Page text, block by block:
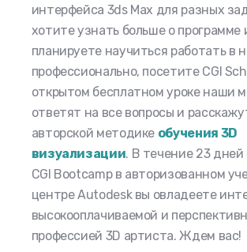
интерфейса 3ds Max для разных
хотите узнать больше о программе
планируете научиться работать в
профессионально, посетите CGI
открытом бесплатном уроке наши
ответят на все вопросы и
авторской методике обучения 3D
визуализации. В течение 23 дней
CGI Bootcamp в авторизованном
центре Autodesk вы овладеете
высокооплачиваемой и
профессией 3D артиста. Ждем вас!